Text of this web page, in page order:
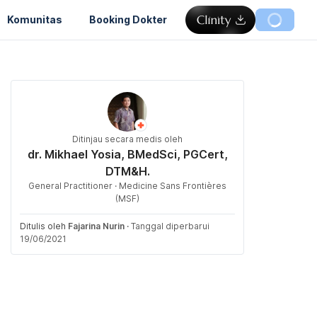
Komunitas Booking Dokter
Ditinjau secara medis oleh
dr. Mikhael Yosia, BMedSci, PGCert,
DTM&H.
General Practitioner · Medicine Sans Frontières
(MSF)
Ditulis oleh Fajarina Nurin · Tanggal diperbarui
19/06/2021